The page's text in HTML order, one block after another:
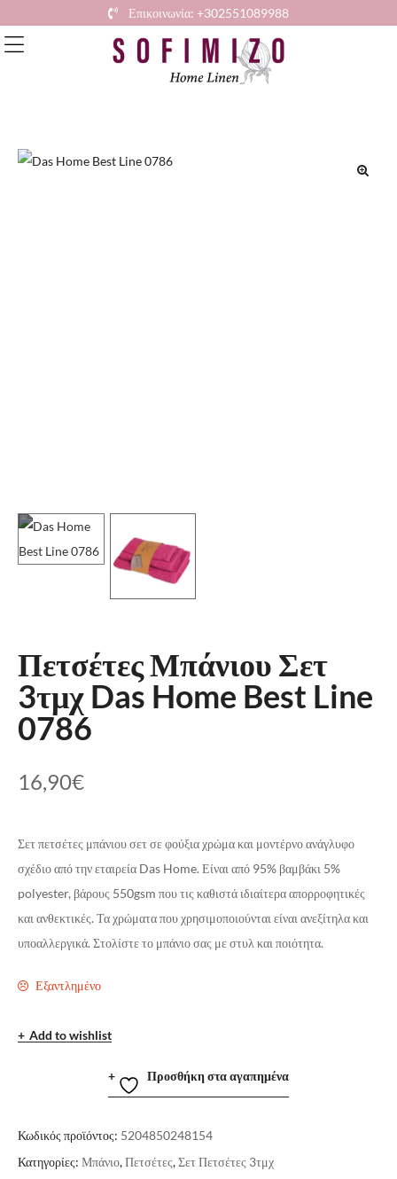
Επικοινωνία: +302551089988
Πετσέτες Μπάνιου Σετ
3τμχ Das Home Best Line
0786
16,90€
Σετ πετσέτες μπάνιου σετ σε φούξια χρώμα και μοντέρνο ανάγλυφο
σχέδιο από την εταιρεία Das Home. Είναι από 95% βαμβάκι 5%
polyester, βάρους 550gsm που τις καθιστά ιδιαίτερα απορροφητικές
και ανθεκτικές. Τα χρώματα που χρησιμοποιούνται είναι ανεξίτηλα και
υποαλλεργικά. Στολίστε το μπάνιο σας με στυλ και ποιότητα.
Εξαντλημένο
Add to wishlist
Προσθήκη στα αγαπημένα
Κωδικός προϊόντος: 5204850248154
Κατηγορίες: Μπάνιο,Πετσέτες,Σετ Πετσέτες 3τμχ